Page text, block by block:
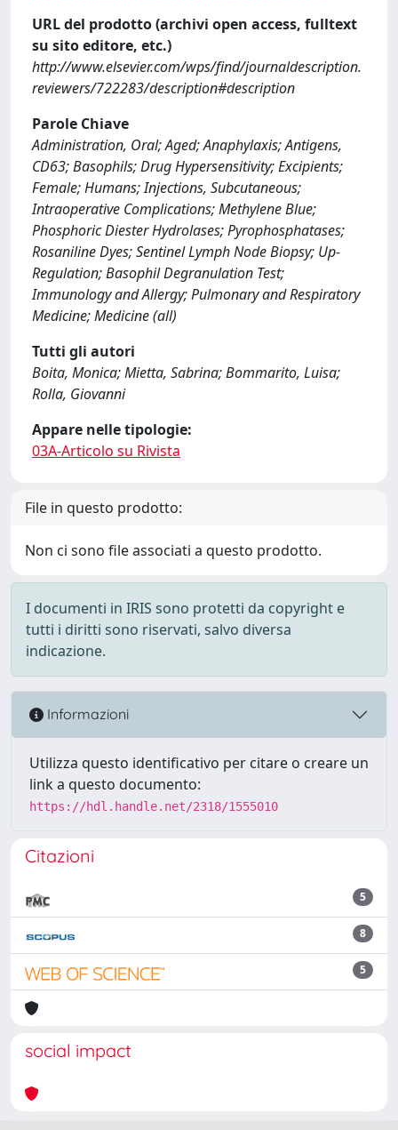
URL del prodotto (archivi open access, fulltext
su sito editore, etc.)
http://www.elsevier.com/wps/find/journaldescription.
reviewers/722283/description#description
Parole Chiave
Administration, Oral; Aged; Anaphylaxis; Antigens,
CD63; Basophils; Drug Hypersensitivity; Excipients;
Female; Humans; Injections, Subcutaneous;
Intraoperative Complications; Methylene Blue;
Phosphoric Diester Hydrolases; Pyrophosphatases;
Rosaniline Dyes; Sentinel Lymph Node Biopsy; Up-
Regulation; Basophil Degranulation Test;
Immunology and Allergy; Pulmonary and Respiratory
Medicine; Medicine (all)
Tutti gli autori
Boita, Monica; Mietta, Sabrina; Bommarito, Luisa;
Rolla, Giovanni
Appare nelle tipologie:
03A-Articolo su Rivista
File in questo prodotto:
Non ci sono file associati a questo prodotto.
I documenti in IRIS sono protetti da copyright e
tutti i diritti sono riservati, salvo diversa
indicazione.
Informazioni
Utilizza questo identificativo per citare o creare un
link a questo documento:
https://hdl.handle.net/2318/1555010
Citazioni
5
8
5
social impact